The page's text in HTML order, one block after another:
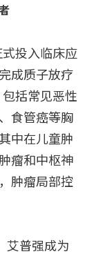
投入临床应
成质子放疗
括常见恶性
食管癌等胸
中在儿童肿
瘤和中枢神
肿瘤局部控
普强成为